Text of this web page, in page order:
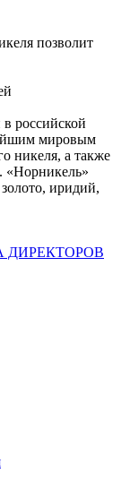
позволит
российской
мировым
никеля, а также
«Норникель»
иридий,
ДИРЕКТОРОВ